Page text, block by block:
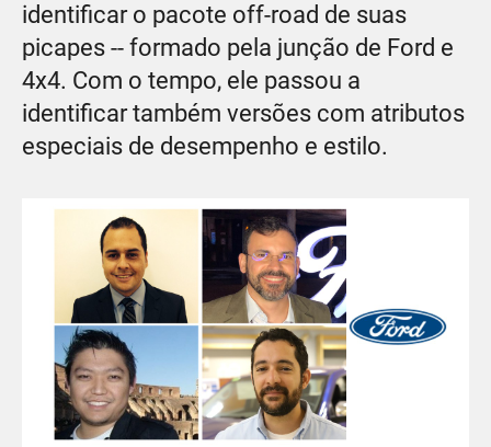
identificar o pacote off-road de suas
picapes -- formado pela junção de Ford e
4x4. Com o tempo, ele passou a
identificar também versões com atributos
especiais de desempenho e estilo.